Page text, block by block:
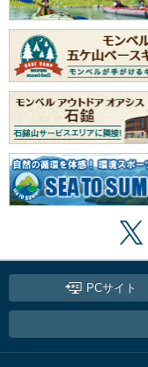
PCサイト